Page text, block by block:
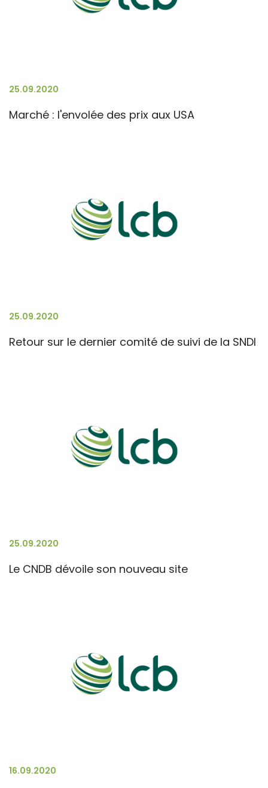
25.09.2020
Marché : l'envolée des prix aux USA
25.09.2020
Retour sur le dernier comité de suivi de la SNDI
25.09.2020
Le CNDB dévoile son nouveau site
16.09.2020